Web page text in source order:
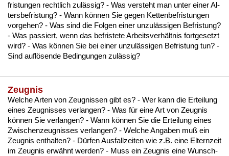
fris­tun­gen recht­lich zulässig? - Was ver­steht man un­ter ei­ner Al­
ters­be­fris­tung? - Wann können Sie ge­gen Ket­ten­be­fris­tun­gen
vor­ge­hen? - Was sind die Fol­gen ei­ner un­zulässi­gen Be­fris­tung?
- Was pas­siert, wenn das be­fris­te­te Ar­beits­verhält­nis fort­ge­setzt
wird? - Was können Sie bei ei­ner un­zulässi­gen Be­fris­tung tun? -
Sind auflösen­de Be­din­gun­gen zulässig?
Zeugnis
Wel­che Ar­ten von Zeug­nis­sen gibt es? - Wer kann die Er­tei­lung
ei­nes Zeug­nis­ses ver­lan­gen? - Was für ei­ne Art von Zeug­nis
können Sie ver­lan­gen? - Wann können Sie die Er­tei­lung ei­nes
Zwi­schen­zeug­nis­ses ver­lan­gen? - Wel­che An­ga­ben muß ein
Zeug­nis ent­hal­ten? - Dürfen Aus­fall­zei­ten wie z.B. ei­ne El­tern­zeit
im Zeug­nis erwähnt wer­den? - Muss ein Zeug­nis ei­ne Wunsch­